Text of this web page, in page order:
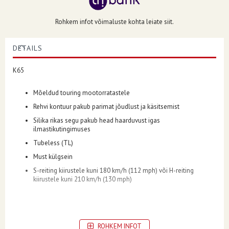
Rohkem infot võimaluste kohta leiate siit.
DETAILS
K65
Mõeldud touring mootorratastele
Rehvi kontuur pakub parimat jõudlust ja käsitsemist
Silika rikas segu pakub head haarduvust igas
ilmastikutingimuses
Tubeless (TL)
Must külgsein
S-reiting kiirustele kuni 180 km/h (112 mph) või H-reiting
kiirustele kuni 210 km/h (130 mph)
ROHKEM INFOT